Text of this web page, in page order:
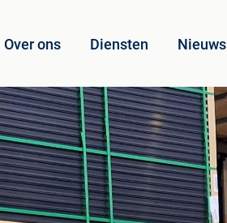
Over ons Diensten Nieuws